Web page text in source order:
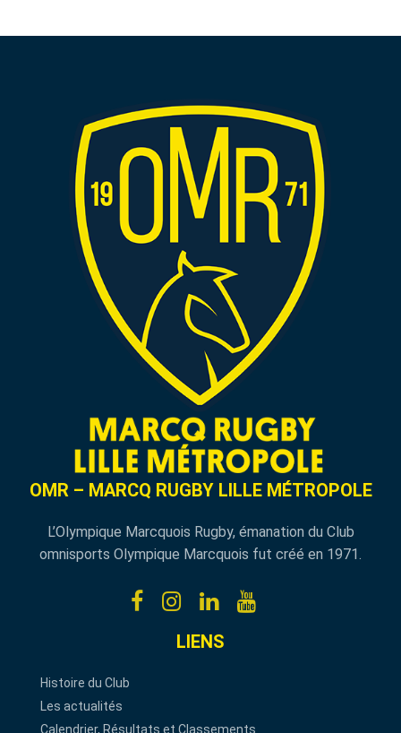
OMR – MARCQ RUGBY LILLE MÉTROPOLE
L’Olympique Marcquois Rugby, émanation du Club
omnisports Olympique Marcquois fut créé en 1971.
LIENS
Histoire du Club
Les actualités
Calendrier, Résultats et Classements